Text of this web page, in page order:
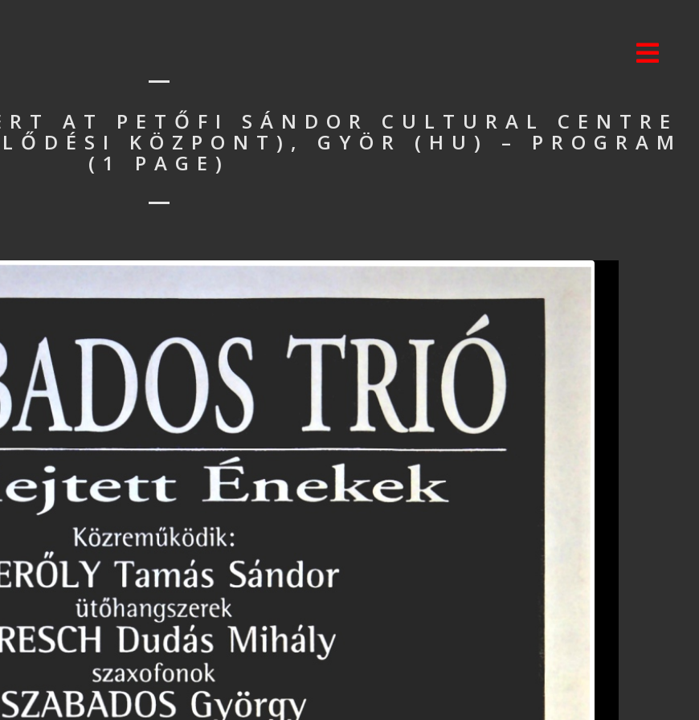
AT PETŐFI SÁNDOR CULTURAL CENTRE
KÖZPONT), GYÖR (HU) – PROGRAM
(1 PAGE)